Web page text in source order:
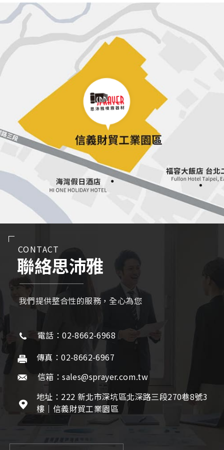
CONTACT
聯絡思沛雅
我們提供整合性的服務，全心為您
電話：02-8662-6968
傳真：02-8662-6967
信箱：sales@sprayer.com.tw
地址：222 新北市深坑區北深路三段270巷8號3
樓｜信義財貿工業園區